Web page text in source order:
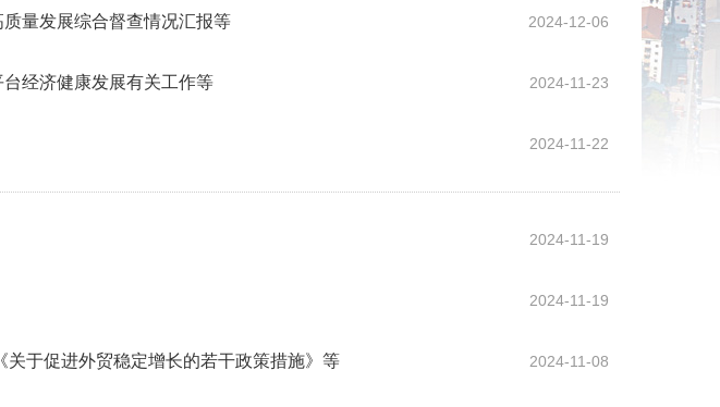
2024-12-06
量发展综合督查情况汇报等
2024-11-23
经济健康发展有关工作等
2024-11-22
2024-11-19
2024-11-19
2024-11-08
于促进外贸稳定增长的若干政策措施》等